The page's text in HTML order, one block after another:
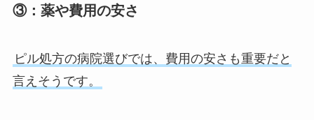
③：薬や費用の安さ
ピル処方の病院選びでは、費用の安さも重要だと
言えそうです。